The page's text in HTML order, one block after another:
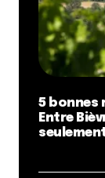
5 bonnes
Entre